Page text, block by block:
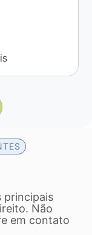
principais
Não
em contato